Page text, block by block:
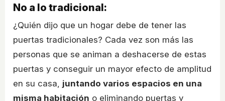
No a lo tradicional:
¿Quién dijo que un hogar debe de tener las
puertas tradicionales? Cada vez son más las
personas que se animan a deshacerse de estas
puertas y conseguir un mayor efecto de amplitud
en su casa, juntando varios espacios en una
misma habitación o eliminando puertas y